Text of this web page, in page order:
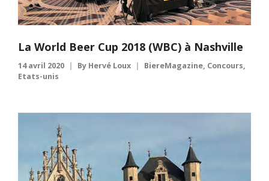
La World Beer Cup 2018 (WBC) à Nashville
14 avril 2020 By Hervé Loux BiereMagazine, Concours,
Etats-unis